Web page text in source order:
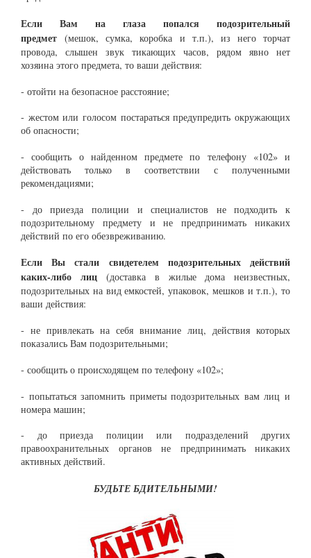
Если Вам на глаза попался подозрительный
предмет(мешок, сумка, коробка и т.п.), из него торчат
провода, слышен звук тикающих часов, рядом явно нет
хозяина этого предмета, то ваши действия:
- отойти на безопасное расстояние;
- жестом или голосом постараться предупредить окружающих
об опасности;
- сообщить о найденном предмете по телефону «102» и
действовать только в соответствии с полученными
рекомендациями;
- до приезда полиции и специалистов не подходить к
подозрительному предмету и не предпринимать никаких
действий по его обезвреживанию.
Если Вы стали свидетелем подозрительных действий
каких-либо лиц(доставка в жилые дома неизвестных,
подозрительных на вид емкостей, упаковок, мешков и т.п.), то
ваши действия:
- не привлекать на себя внимание лиц, действия которых
показались Вам подозрительными;
- сообщить о происходящем по телефону «102»;
- попытаться запомнить приметы подозрительных вам лиц и
номера машин;
- до приезда полиции или подразделений других
правоохранительных органов не предпринимать никаких
активных действий.
БУДЬТЕ БДИТЕЛЬНЫМИ!